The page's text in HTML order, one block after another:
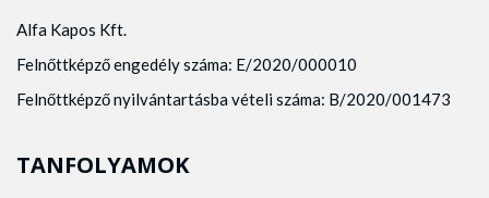
Alfa Kapos Kft.
Felnőttképző engedély száma: E/2020/000010
Felnőttképző nyilvántartásba vételi száma: B/2020/001473
TANFOLYAMOK